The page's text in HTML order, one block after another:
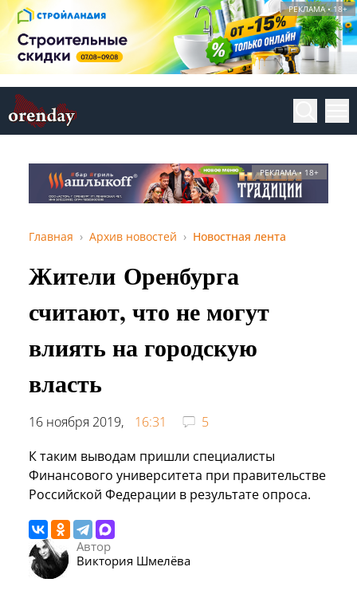
РЕКЛАМА • 18+
РЕКЛАМА • 18+
Главная Архив новостей Новостная лента
Жители Оренбурга
считают, что не могут
влиять на городскую
власть
16 ноября 2019, 16:31
5
К таким выводам пришли специалисты
Финансового университета при правительстве
Российской Федерации в результате опроса.
Автор
Виктория Шмелёва